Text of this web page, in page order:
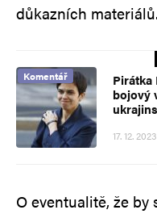
důkazních materiálů.
Komentář
Pirátka
bojový
17. 12. 2023
O eventualitě, že by